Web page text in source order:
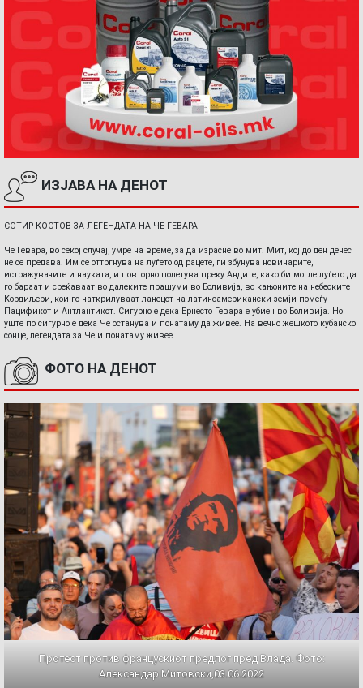
ИЗЈАВА НА ДЕНОТ
СОТИР КОСТОВ ЗА ЛЕГЕНДАТА НА ЧЕ ГЕВАРА
Че Гевара, во секој случај, умре на време, за да израсне во мит. Мит, кој до ден денес
не се предава. Им се оттргнува на луѓето од рацете, ги збунува новинарите,
истражувачите и науката, и повторно полетува преку Андите, како би могле луѓето да
го бараат и среќаваат во далеките прашуми во Боливија, во кањоните на небеските
Кордиљери, кои го наткрилуваат ланецот на латиноамерикански земји помеѓу
Пацификот и Антлантикот. Сигурно е дека Ернесто Гевара е убиен во Боливија. Но
уште по сигурно е дека Че останува и понатаму да живее. На вечно жешкото кубанско
сонце, легендата за Че и понатаму живее.
ФОТО НА ДЕНОТ
Протест против францускиот предлог пред Влада. Фото:
Александар Митовски,03.06.2022